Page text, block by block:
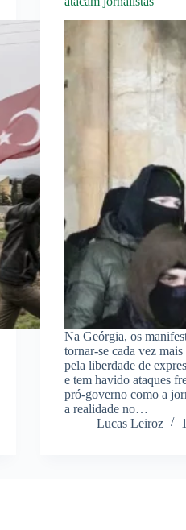
Na Geórgia, os
tornar-se cada vez
pela liberdade de
e tem havido ataques
pró-governo como a
a realidade no…
Lucas Leiroz